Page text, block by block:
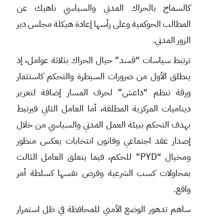
كالسماح بالحراك المدني والسياسي ناهيك عن
المطالب الحوكمية وعلى رأسها إعادة هيكلة مجلس دير
الزور المدني.
ترتبط سياسات “قسد” حيال الحراك بثلاثة عوامل، إذ
ينطلق الأول من ضرورات السيطرة والتحكم كاستثمار
ورقة تنظم “داعش” لحرف المسار إضافة لتعزيز
ديناميات المركزية المطلقة، أما العامل الثاني فيرتبط
بهدف التحكم ببيئة العمل المدني والسياسي من خلال
إصدار عقد اجتماعي وقانون انتخابات يعكس منظور
ومخيال “PYD” للحكم، فيما يتعلق العامل الثالث
بمحاولات كسب الشرعية وفرض نفسها كسلطة أمر
واقع.
ساهم تدهور الوضع الأمني للمحافظة في ظل استمرار